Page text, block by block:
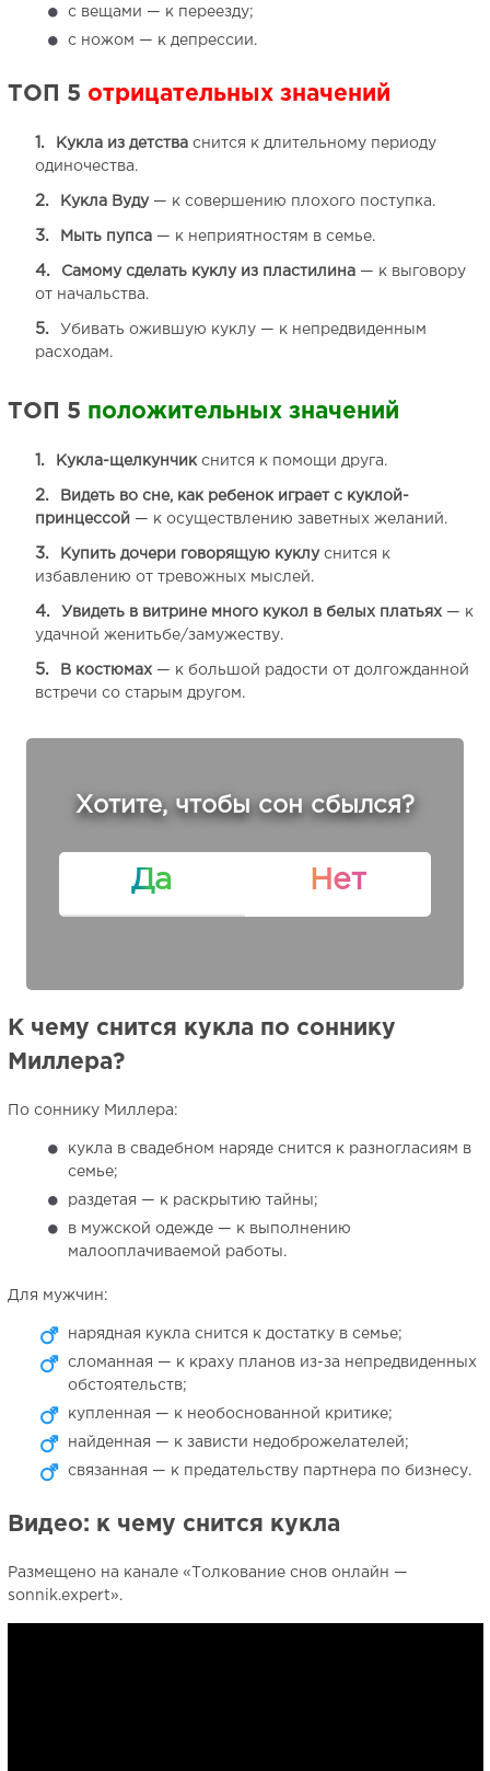
с вещами — к переезду;
с ножом — к депрессии.
ТОП 5 отрицательных значений
Кукла из детстваснится к длительному периоду
одиночества.
Кукла Вуду— к совершению плохого поступка.
Мыть пупса — к неприятностям в семье.
Самому сделать куклу из пластилина— к выговору
от начальства.
Убивать ожившую куклу — к непредвиденным
расходам.
ТОП 5 положительных значений
Кукла-щелкунчикснится к помощи друга.
Видеть во сне, как ребенок играет с куклой-
принцессой — к осуществлению заветных желаний.
Купить дочери говорящую куклуснится к
избавлению от тревожных мыслей.
Увидеть в витрине много кукол в белых платьях— к
удачной женитьбе/замужеству.
В костюмах— к большой радости от долгожданной
встречи со старым другом.
Хотите, чтобы сон сбылся?
Да Нет
К чему снится кукла по соннику
Миллера?
По соннику Миллера:
кукла в свадебном наряде снится к разногласиям в
семье;
раздетая — к раскрытию тайны;
в мужской одежде — к выполнению
малооплачиваемой работы.
Для мужчин:
нарядная кукла снится к достатку в семье;
сломанная — к краху планов из-за непредвиденных
обстоятельств;
купленная — к необоснованной критике;
найденная — к зависти недоброжелателей;
связанная — к предательству партнера по бизнесу.
Видео: к чему снится кукла
Размещено на канале «Толкование снов онлайн —
sonnik.expert».